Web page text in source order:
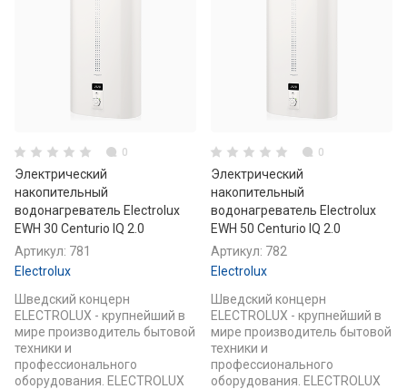
0
Электрический
накопительный
водонагреватель Electrolux
EWH 30 Centurio IQ 2.0
Артикул: 781
Electrolux
Шведский концерн
ELECTROLUX - крупнейший в
мире производитель бытовой
техники и
профессионального
оборудования. ELECTROLUX
0
Электрический
накопительный
водонагреватель Electrolux
EWH 50 Centurio IQ 2.0
Артикул: 782
Electrolux
Шведский концерн
ELECTROLUX - крупнейший в
мире производитель бытовой
техники и
профессионального
оборудования. ELECTROLUX